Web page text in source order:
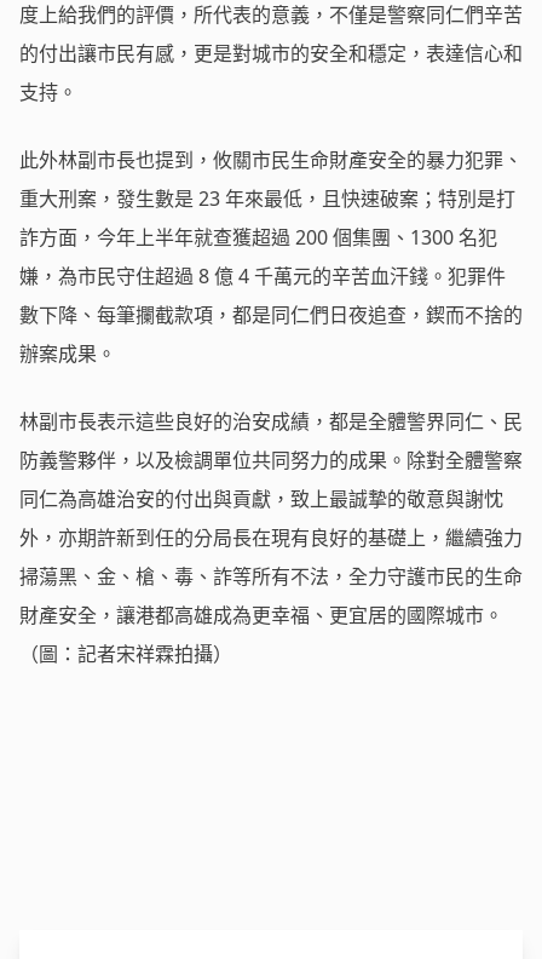
度上給我們的評價，所代表的意義，不僅是警察同仁們辛苦
的付出讓市民有感，更是對城市的安全和穩定，表達信心和
支持。
此外林副市長也提到，攸關市民生命財產安全的暴力犯罪、
重大刑案，發生數是 23 年來最低，且快速破案；特別是打
詐方面，今年上半年就查獲超過 200 個集團、1300 名犯
嫌，為市民守住超過 8 億 4 千萬元的辛苦血汗錢。犯罪件
數下降、每筆攔截款項，都是同仁們日夜追查，鍥而不捨的
辦案成果。
林副市長表示這些良好的治安成績，都是全體警界同仁、民
防義警夥伴，以及檢調單位共同努力的成果。除對全體警察
同仁為高雄治安的付出與貢獻，致上最誠摯的敬意與謝忱
外，亦期許新到任的分局長在現有良好的基礎上，繼續強力
掃蕩黑、金、槍、毒、詐等所有不法，全力守護市民的生命
財產安全，讓港都高雄成為更幸福、更宜居的國際城市。
（圖：記者宋祥霖拍攝）